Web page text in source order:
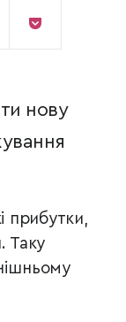
нову
прибутки,
Таку